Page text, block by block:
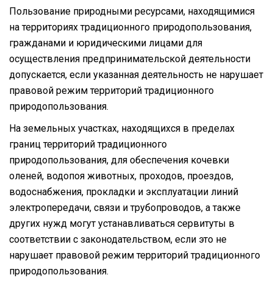
Пользование природными ресурсами, находящимися
на территориях традиционного природопользования,
гражданами и юридическими лицами для
осуществления предпринимательской деятельности
допускается, если указанная деятельность не нарушает
правовой режим территорий традиционного
природопользования.
На земельных участках, находящихся в пределах
границ территорий традиционного
природопользования, для обеспечения кочевки
оленей, водопоя животных, проходов, проездов,
водоснабжения, прокладки и эксплуатации линий
электропередачи, связи и трубопроводов, а также
других нужд могут устанавливаться сервитуты в
соответствии с законодательством, если это не
нарушает правовой режим территорий традиционного
природопользования.